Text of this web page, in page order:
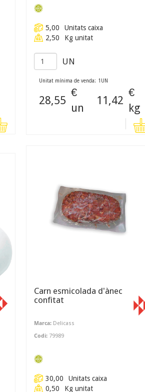
5,00
Unitats caixa
2,50
Kg unitat
UN
Unitat mínima de venda: 1 UN
28,55
€
un
11,42
€
kg
Carn esmicolada d'ànec
confitat
Marca: Delicass
Codi: 79989
30,00
Unitats caixa
0,50
Kg unitat